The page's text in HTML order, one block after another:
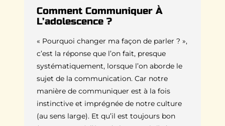
Comment Communiquer À
L’adolescence ?
« Pourquoi changer ma façon de parler ? »,
c’est la réponse que l’on fait, presque
systématiquement, lorsque l’on aborde le
sujet de la communication. Car notre
manière de communiquer est à la fois
instinctive et imprégnée de notre culture
(au sens large). Et qu’il est toujours bon